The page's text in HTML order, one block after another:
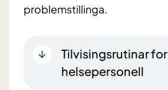
problemstillinga.
Tilvisingsrutinar for
helsepersonell